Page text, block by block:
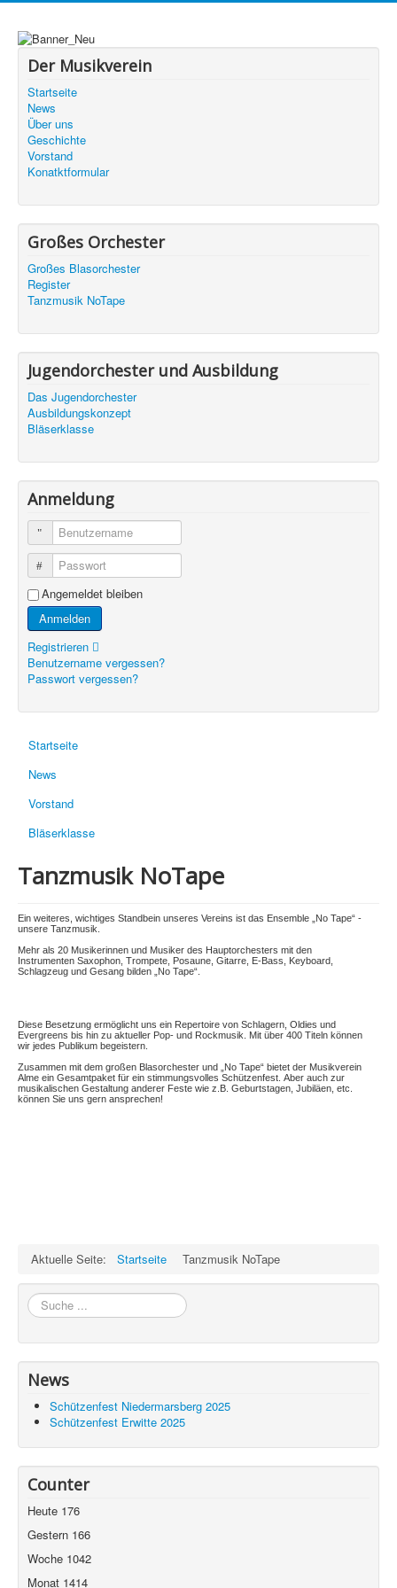
Der Musikverein
Startseite
News
Über uns
Geschichte
Vorstand
Konatktformular
Großes Orchester
Großes Blasorchester
Register
Tanzmusik NoTape
Jugendorchester und Ausbildung
Das Jugendorchester
Ausbildungskonzept
Bläserklasse
Anmeldung
Benutzername
Passwort
Angemeldet bleiben
Anmelden
Registrieren
Benutzername vergessen?
Passwort vergessen?
Startseite
News
Vorstand
Bläserklasse
Tanzmusik NoTape
Ein weiteres, wichtiges Standbein unseres Vereins ist das Ensemble „No Tape“ -
unsere Tanzmusik.
Mehr als 20 Musikerinnen und Musiker des Hauptorchesters mit den
Instrumenten Saxophon, Trompete, Posaune, Gitarre, E-Bass, Keyboard,
Schlagzeug und Gesang bilden „No Tape“.
Diese Besetzung ermöglicht uns ein Repertoire von Schlagern, Oldies und
Evergreens bis hin zu aktueller Pop- und Rockmusik. Mit über 400 Titeln können
wir jedes Publikum begeistern.
Zusammen mit dem großen Blasorchester und „No Tape“ bietet der Musikverein
Alme ein Gesamtpaket für ein stimmungsvolles Schützenfest. Aber auch zur
musikalischen Gestaltung anderer Feste wie z.B. Geburtstagen, Jubiläen, etc.
können Sie uns gern ansprechen!
Aktuelle Seite: Startseite Tanzmusik NoTape
Suchen
News
Schützenfest Niedermarsberg 2025
Schützenfest Erwitte 2025
Counter
Heute 176
Gestern 166
Woche 1042
Monat 1414